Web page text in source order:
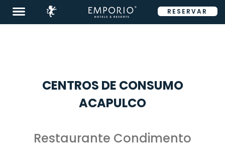
Destinos
Habitaciones
ENG
RESERVAR
CENTROS DE CONSUMO
ACAPULCO
Restaurante Condimento